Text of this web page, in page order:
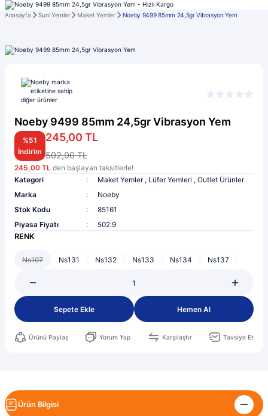
Anasayfa Suni Yemler Maket Yemler Noeby 9499 85mm 24,5gr Vibrasyon Yem
Noeby 9499 85mm 24,5gr Vibrasyon Yem
%51
İndirim
245,00 TL
502,90 TL
245,00 TL den başlayan taksitlerle!
Kategori
Maket Yemler , Lüfer Yemleri , Outlet Ürünler
Marka
Noeby
Stok Kodu
85161
Piyasa Fiyatı
502.9
RENK
Ns107 Ns131 Ns132 Ns133 Ns134 Ns137
Sepete Ekle Hemen Al
Ürünü Paylaş Yorum Yap Karşılaştır Tavsiye Et
Ürün Bilgisi